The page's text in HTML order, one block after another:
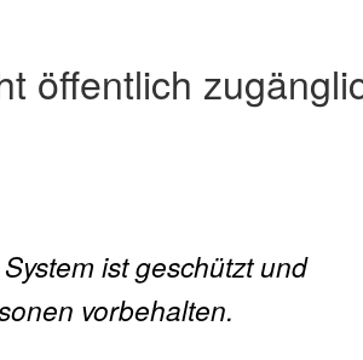
öffentlich
ist geschützt und
vorbehalten.